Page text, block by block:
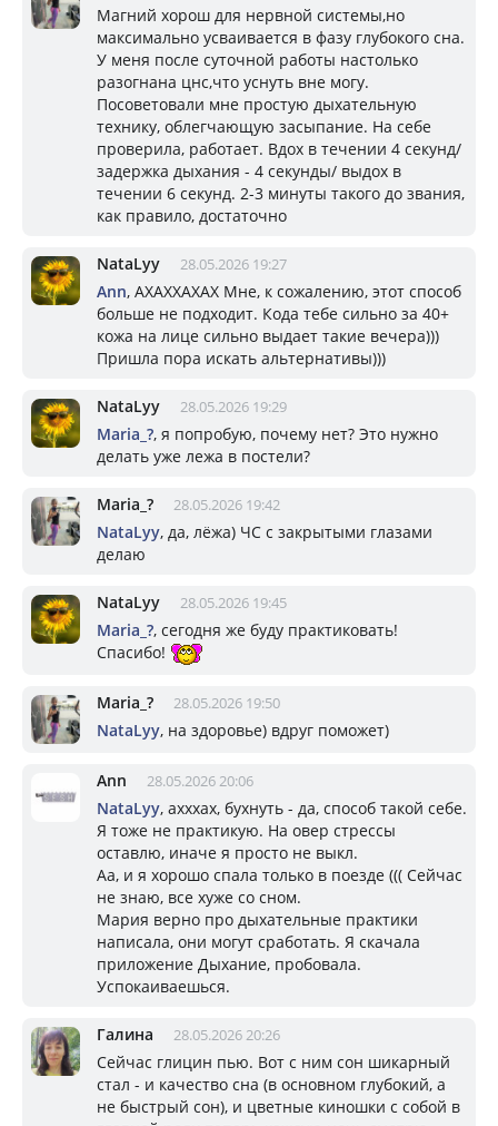
Магний хорош для нервной системы,но
максимально усваивается в фазу глубокого сна.
У меня после суточной работы настолько
разогнана цнс,что уснуть вне могу.
Посоветовали мне простую дыхательную
технику, облегчающую засыпание. На себе
проверила, работает. Вдох в течении 4 секунд/
задержка дыхания - 4 секунды/ выдох в
течении 6 секунд. 2-3 минуты такого до звания,
как правило, достаточно
NataLyy 28.05.2026 19:27
Ann, АХАХХАХАХ Мне, к сожалению, этот способ
больше не подходит. Кода тебе сильно за 40+
кожа на лице сильно выдает такие вечера)))
Пришла пора искать альтернативы)))
NataLyy 28.05.2026 19:29
Mariа_?, я попробую, почему нет? Это нужно
делать уже лежа в постели?
Mariа_? 28.05.2026 19:42
NataLyy, да, лёжа) ЧС с закрытыми глазами
делаю
NataLyy 28.05.2026 19:45
Mariа_?, сегодня же буду практиковать!
Спасибо!
Mariа_? 28.05.2026 19:50
NataLyy, на здоровье) вдруг поможет)
Ann 28.05.2026 20:06
NataLyy, ахххах, бухнуть - да, способ такой себе.
Я тоже не практикую. На овер стрессы
оставлю, иначе я просто не выкл.
Аа, и я хорошо спала только в поезде ((( Сейчас
не знаю, все хуже со сном.
Мария верно про дыхательные практики
написала, они могут сработать. Я скачала
приложение Дыхание, пробовала.
Успокаиваешься.
Галина 28.05.2026 20:26
Сейчас глицин пью. Вот с ним сон шикарный
стал - и качество сна (в основном глубокий, а
не быстрый сон), и цветные киношки с собой в